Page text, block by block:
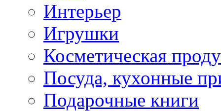
Интерьер
Игрушки
Косметическая
Посуда, кухонные
Подарочные книги